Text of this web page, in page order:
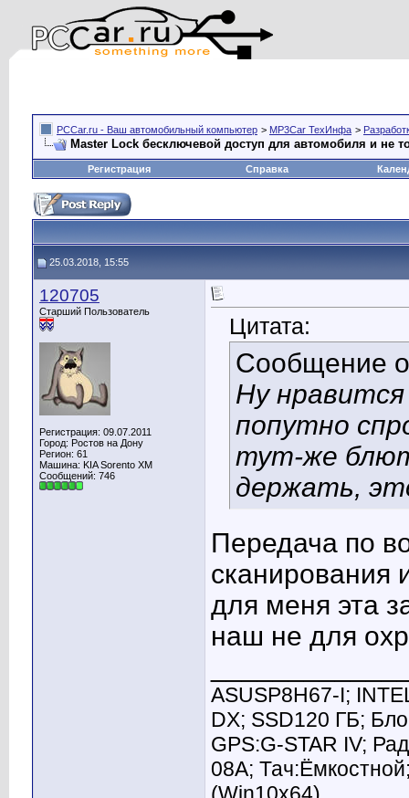
PCCar.ru - Ваш автомобильный компьютер > MP3Car ТехИнфа >
Master Lock бесключевой доступ для автомобиля и не
Регистрация Справка
25.03.2018, 15:55
120705
Старший Пользователь
Регистрация: 09.07.2011
Город: Ростов на Дону
Регион: 61
Машина: KIA Sorento XM
Сообщений: 746
Цитата:
Сообщение
Ну
попутно
тут-же
держать,
Передача по
сканирования
для меня эта
наш не для
ASUSP8H67-I;
DX; SSD120 ГБ;
GPS:G-STAR IV;
08A;